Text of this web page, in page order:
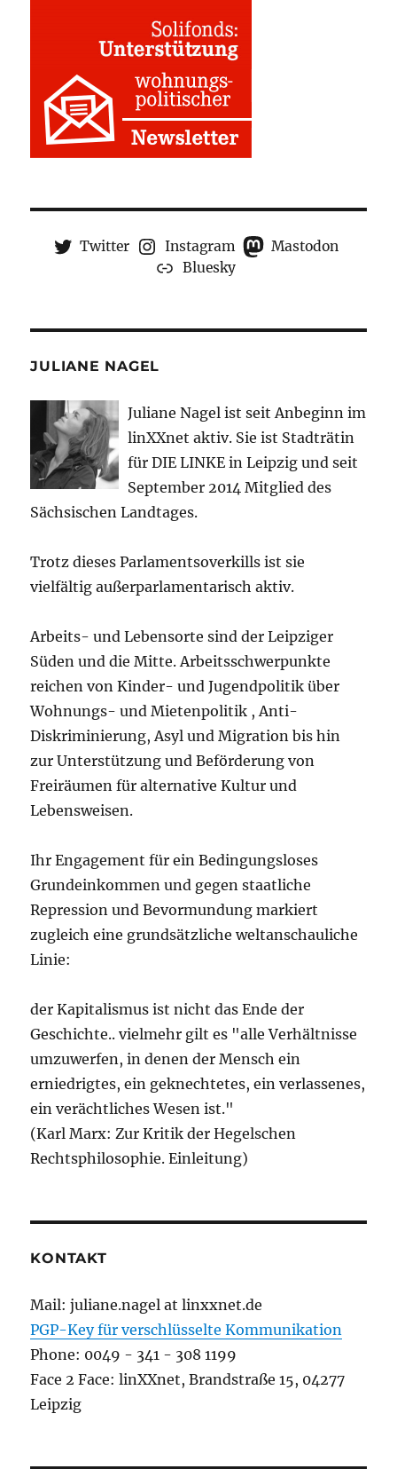
Twitter Instagram
Mastodon
Bluesky
JULIANE NAGEL
Juliane Nagel ist seit Anbeginn im
linXXnet aktiv. Sie ist Stadträtin
für DIE LINKE in Leipzig und seit
September 2014 Mitglied des
Sächsischen Landtages.
Trotz dieses Parlamentsoverkills ist sie
vielfältig außerparlamentarisch aktiv.
Arbeits- und Lebensorte sind der Leipziger
Süden und die Mitte. Arbeitsschwerpunkte
reichen von Kinder- und Jugendpolitik über
Wohnungs- und Mietenpolitik , Anti-
Diskriminierung, Asyl und Migration bis hin
zur Unterstützung und Beförderung von
Freiräumen für alternative Kultur und
Lebensweisen.
Ihr Engagement für ein Bedingungsloses
Grundeinkommen und gegen staatliche
Repression und Bevormundung markiert
zugleich eine grundsätzliche weltanschauliche
Linie:
der Kapitalismus ist nicht das Ende der
Geschichte.. vielmehr gilt es "alle Verhältnisse
umzuwerfen, in denen der Mensch ein
erniedrigtes, ein geknechtetes, ein verlassenes,
ein verächtliches Wesen ist."
(Karl Marx: Zur Kritik der Hegelschen
Rechtsphilosophie. Einleitung)
KONTAKT
Mail: juliane.nagel at linxxnet.de
PGP-Key für verschlüsselte Kommunikation
Phone: 0049 - 341 - 308 1199
Face 2 Face: linXXnet, Brandstraße 15, 04277
Leipzig